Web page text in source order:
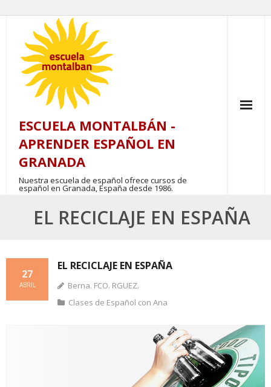
content
ESCUELA MONTALBÁN -
APRENDER ESPAÑOL EN
GRANADA
Nuestra escuela de español ofrece cursos de
español en Granada, España desde 1986.
EL RECICLAJE EN ESPAÑA
EL RECICLAJE EN ESPAÑA
27
ABRIL
Berna. FCO. RGUEZ.
Clases de Español con Ana